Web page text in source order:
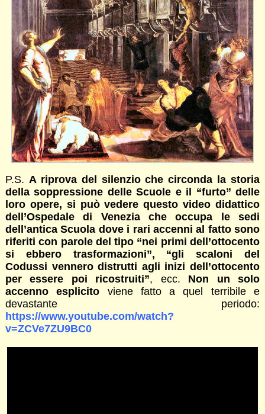
P.S. A riprova del silenzio che circonda la storia
della soppressione delle Scuole e il “furto” delle
loro opere, si può vedere questo video didattico
dell’Ospedale di Venezia che occupa le sedi
dell’antica Scuola dove i rari accenni al fatto sono
riferiti con parole del tipo “nei primi dell’ottocento
si ebbero trasformazioni”, “gli scaloni del
Codussi vennero distrutti agli inizi dell’ottocento
per essere poi ricostruiti”, ecc. Non un solo
accenno esplicito viene fatto a quel terribile e
devastante periodo:
https://www.youtube.com/watch?
v=ZCVe7ZU9BC0